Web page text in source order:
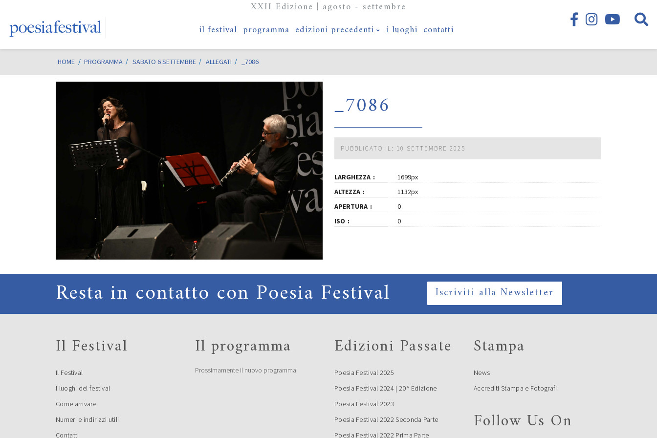
XXII Edizione | agosto - settembre
il festival programma edizioni precedenti i luoghi contatti
HOME / PROGRAMMA SABATO 6 SETTEMBRE ALLEGATI _7086
_7086
PUBBLICATO IL: 10 SETTEMBRE 2025
LARGHEZZA
1699px
ALTEZZA
1132px
APERTURA
0
ISO
0
Resta in contatto con Poesia Festival Iscriviti alla Newsletter
Il Festival
Il Festival
I luoghi del festival
Come arrivare
Numeri e indirizzi utili
Contatti
Il programma
Prossimamente il nuovo programma
Edizioni Passate
Poesia Festival 2025
Poesia Festival 2024 | 20^ Edizione
Poesia Festival 2023
Poesia Festival 2022 Seconda Parte
Poesia Festival 2022 Prima Parte
Stampa
News
Accrediti Stampa e Fotografi
Follow Us On